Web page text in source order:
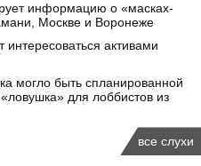
информацию о «масках-
Москве и Воронеже
активами
могло быть спланированной
для лоббистов из
все слухи